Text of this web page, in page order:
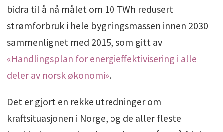
bidra til å nå målet om 10 TWh redusert
strømforbruk i hele bygningsmassen innen 2030
sammenlignet med 2015, som gitt av
«Handlingsplan for energieffektivisering i alle
deler av norsk økonomi».
Det er gjort en rekke utredninger om
kraftsituasjonen i Norge, og de aller fleste